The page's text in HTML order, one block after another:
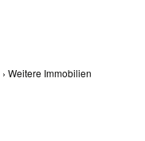
Weitere Immobilien